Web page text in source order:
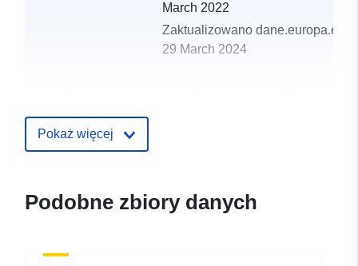
March 2022
Zaktualizowano dane.europa.eu:
29 March 2024
Pokaż więcej
Podobne zbiory danych